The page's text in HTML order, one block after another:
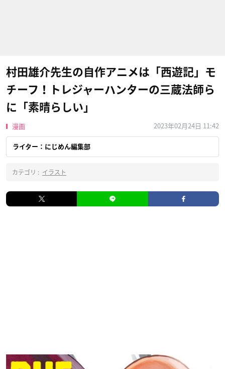
村田雄介先生の自作アニメは「西遊記」モ
チーフ！トレジャーハンターの三蔵法師ら
に「素晴らしい」
漫画 2023年02月24日 11:42
ライター：にじめん編集部
カテゴリ : イラスト